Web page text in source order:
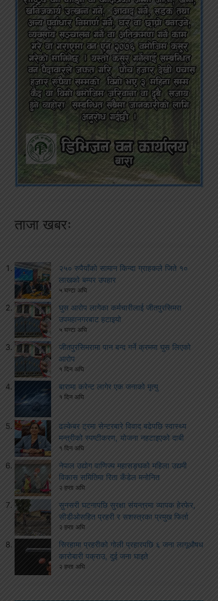
ताजा खबरः
२५० रुपैयाँको सामान किन्दा ग्राहकले जिते १०
लाखको बम्पर उपहार
५ घण्टा अघि
घुस आरोप लागेका कर्मचारीलाई जीतपुरसिमरा
उपमहानगरबाट हटाइयो
५ घण्टा अघि
जीतपुरसिमरामा पान बन्द गर्ने क्रममा घुस लिएको
आरोप
१ दिन अघि
बारामा करेन्ट लागेर एक जनाको मृत्यु
१ दिन अघि
ढल्केबर ट्रमा सेन्टरबारे विवाद बढेपछि स्वास्थ्य
मन्त्रीको स्पष्टीकरण, योजना नहटाइएको दाबी
१ दिन अघि
नेपाल उद्योग वाणिज्य महासङ्घको महिला उद्यमी
विकास समितिमा रिता कँडेल मनोनित
२ हप्ता अघि
सुनसरी घटनापछि सुरक्षा संयन्त्रमा व्यापक हेरफेर,
सीडीओसहित प्रहरी र सशस्त्रका प्रमुख फिर्ता
२ हप्ता अघि
सिरहामा प्रहरीको गोली प्रहारपछि ६ जना लागूऔषध
कारोबारी पक्राउ, दुई जना घाइते
२ हप्ता अघि